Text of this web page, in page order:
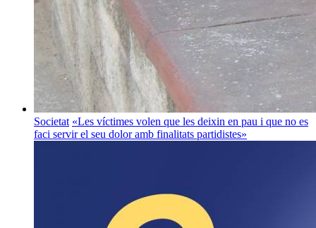
Societat «Les víctimes volen que les deixin en pau i que no es
faci servir el seu dolor amb finalitats partidistes»